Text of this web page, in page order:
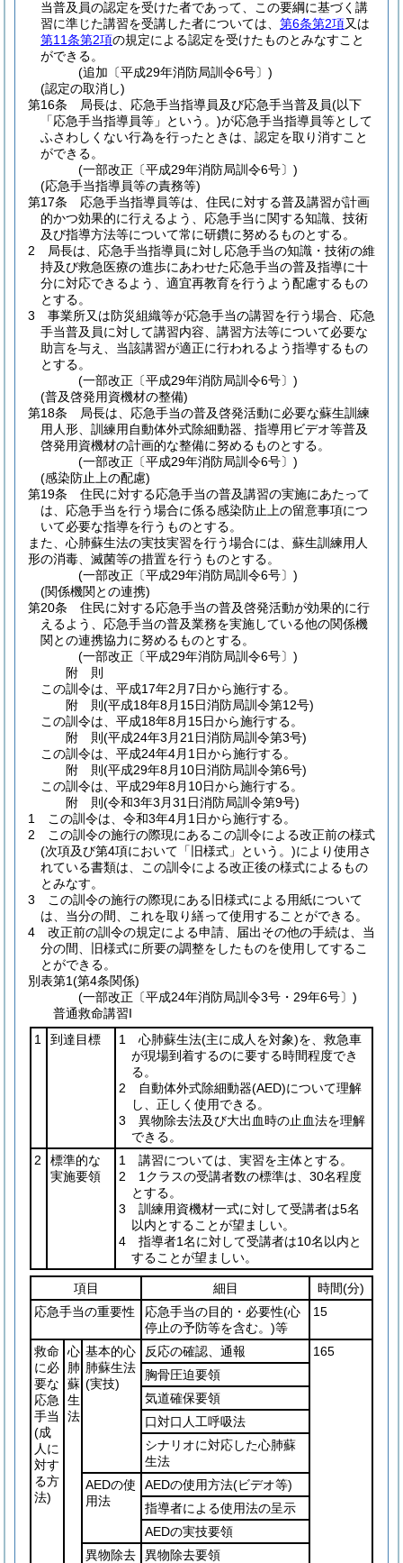
当普及員の認定を受けた者であって、この要綱に基づく講
習に準じた講習を受講した者については、 第6条第2項又は
第11条第2項の規定による認定を受けたものとみなすこと
ができる。
(追加〔平成29年消防局訓令6号〕)
(認定の取消し)
第16条
局長は、応急手当指導員及び応急手当普及員(以下
「応急手当指導員等」という。)が応急手当指導員等として
ふさわしくない行為を行ったときは、認定を取り消すこと
ができる。
(一部改正〔平成29年消防局訓令6号〕)
(応急手当指導員等の責務等)
第17条
応急手当指導員等は、住民に対する普及講習が計画
的かつ効果的に行えるよう、応急手当に関する知識、技術
及び指導方法等について常に研鑽に努めるものとする。
2
局長は、応急手当指導員に対し応急手当の知識・技術の維
持及び救急医療の進歩にあわせた応急手当の普及指導に十
分に対応できるよう、適宜再教育を行うよう配慮するもの
とする。
3
事業所又は防災組織等が応急手当の講習を行う場合、応急
手当普及員に対して講習内容、講習方法等について必要な
助言を与え、当該講習が適正に行われるよう指導するもの
とする。
(一部改正〔平成29年消防局訓令6号〕)
(普及啓発用資機材の整備)
第18条
局長は、応急手当の普及啓発活動に必要な蘇生訓練
用人形、訓練用自動体外式除細動器、指導用ビデオ等普及
啓発用資機材の計画的な整備に努めるものとする。
(一部改正〔平成29年消防局訓令6号〕)
(感染防止上の配慮)
第19条
住民に対する応急手当の普及講習の実施にあたって
は、応急手当を行う場合に係る感染防止上の留意事項につ
いて必要な指導を行うものとする。
また、心肺蘇生法の実技実習を行う場合には、蘇生訓練用人
形の消毒、滅菌等の措置を行うものとする。
(一部改正〔平成29年消防局訓令6号〕)
(関係機関との連携)
第20条
住民に対する応急手当の普及啓発活動が効果的に行
えるよう、応急手当の普及業務を実施している他の関係機
関との連携協力に努めるものとする。
(一部改正〔平成29年消防局訓令6号〕)
附 則
この訓令は、平成17年2月7日から施行する。
附 則(平成18年8月15日消防局訓令第12号)
この訓令は、平成18年8月15日から施行する。
附 則(平成24年3月21日消防局訓令第3号)
この訓令は、平成24年4月1日から施行する。
附 則(平成29年8月10日消防局訓令第6号)
この訓令は、平成29年8月10日から施行する。
附 則(令和3年3月31日消防局訓令第9号)
1
この訓令は、令和3年4月1日から施行する。
2
この訓令の施行の際現にあるこの訓令による改正前の様式
(次項及び第4項において「旧様式」という。)により使用さ
れている書類は、この訓令による改正後の様式によるもの
とみなす。
3
この訓令の施行の際現にある旧様式による用紙について
は、当分の間、これを取り繕って使用することができる。
4
改正前の訓令の規定による申請、届出その他の手続は、当
分の間、旧様式に所要の調整をしたものを使用してするこ
とができる。
別表第1(第4条関係)
(一部改正〔平成24年消防局訓令3号・29年6号〕)
普通救命講習I
1
到達目標 1 心肺蘇生法(主に成人を対象)を、救急車
が現場到着するのに要する時間程度でき
る。
2 自動体外式除細動器(AED)について理解
し、正しく使用できる。
3 異物除去法及び大出血時の止血法を理解
できる。
2
標準的な
実施要領
1 講習については、実習を主体とする。
2 1クラスの受講者数の標準は、30名程度
とする。
3 訓練用資機材一式に対して受講者は5名
以内とすることが望ましい。
4 指導者1名に対して受講者は10名以内と
することが望ましい。
項目 細目 時間(分)
応急手当の重要性
応急手当の目的・必要性(心
停止の予防等を含む。)等
15
救命
に必
要な
応急
手当
(成
人に
対す
る方
法)
心
肺
蘇
生
法
基本的心
肺蘇生法
(実技)
反応の確認、通報
165
胸骨圧迫要領
気道確保要領
口対口人工呼吸法
シナリオに対応した心肺蘇
生法
AEDの使
用法
AEDの使用方法(ビデオ等)
指導者による使用法の呈示
AEDの実技要領
異物除去
異物除去要領